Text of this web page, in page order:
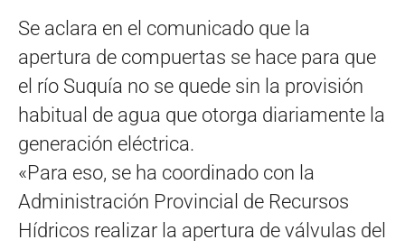
Se aclara en el comunicado que la
apertura de compuertas se hace para que
el río Suquía no se quede sin la provisión
habitual de agua que otorga diariamente la
generación eléctrica.
«Para eso, se ha coordinado con la
Administración Provincial de Recursos
Hídricos realizar la apertura de válvulas del